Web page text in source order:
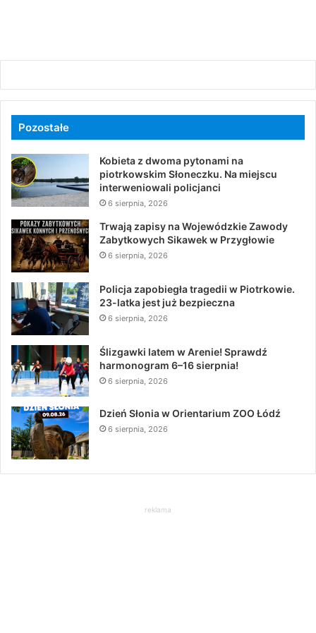
Pozostałe
Kobieta z dwoma pytonami na
piotrkowskim Słoneczku. Na miejscu
interweniowali policjanci
6 sierpnia, 2026
Trwają zapisy na Wojewódzkie Zawody
Zabytkowych Sikawek w Przygłowie
6 sierpnia, 2026
Policja zapobiegła tragedii w Piotrkowie.
23-latka jest już bezpieczna
6 sierpnia, 2026
Ślizgawki latem w Arenie! Sprawdź
harmonogram 6–16 sierpnia!
6 sierpnia, 2026
Dzień Słonia w Orientarium ZOO Łódź
6 sierpnia, 2026
reklama